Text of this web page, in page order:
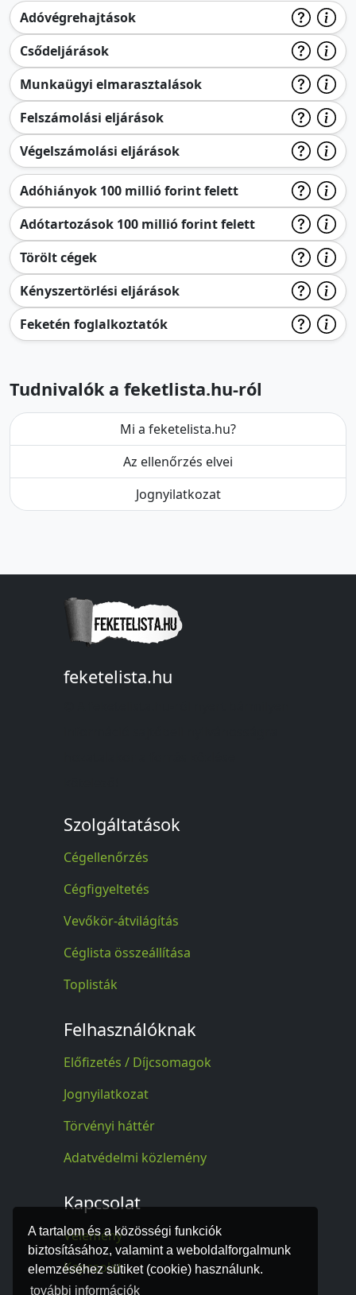
A tartalom és a közösségi funkciók
biztosításához, valamint a weboldalforgalmunk
elemzéséhez sütiket (cookie) használunk.
további információk
Adóvégrehajtások
Csődeljárások
Munkaügyi elmarasztalások
Felszámolási eljárások
Végelszámolási eljárások
Adóhiányok 100 millió forint felett
Adótartozások 100 millió forint felett
Törölt cégek
Kényszertörlési eljárások
Feketén foglalkoztatók
Tudnivalók a feketlista.hu-ról
Mi a feketelista.hu?
Az ellenőrzés elvei
Jognyilatkozat
feketelista.hu
Szolgáltatások
Cégellenőrzés
Cégfigyeltetés
Vevőkör-átvilágítás
Céglista összeállítása
Toplisták
Felhasználóknak
Előfizetés / Díjcsomagok
Jognyilatkozat
Törvényi háttér
Adatvédelmi közlemény
Kapcsolat
Vélemény
Kapcsolat